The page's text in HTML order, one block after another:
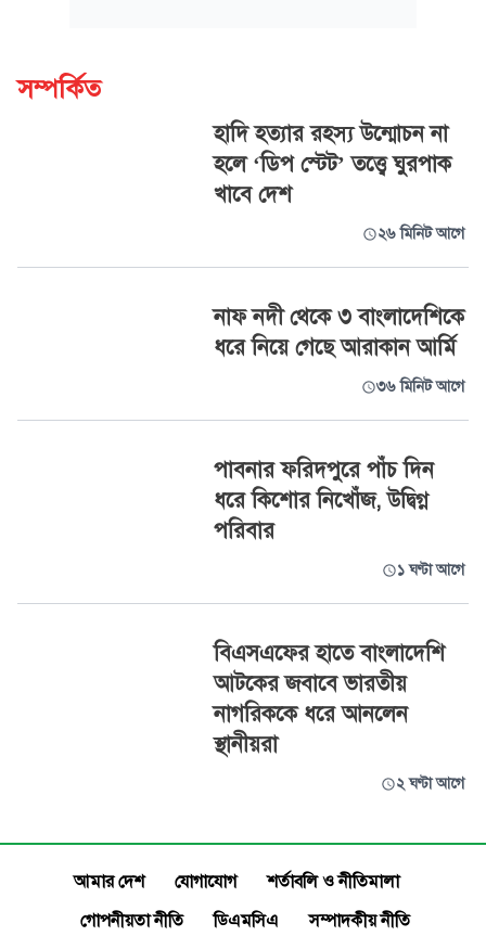
সম্পর্কিত
হাদি হত্যার রহস্য উন্মোচন না
হলে ‘ডিপ স্টেট’ তত্ত্বে ঘুরপাক
খাবে দেশ
২৬ মিনিট আগে
নাফ নদী থেকে ৩ বাংলাদেশিকে
ধরে নিয়ে গেছে আরাকান আর্মি
৩৬ মিনিট আগে
পাবনার ফরিদপুরে পাঁচ দিন
ধরে কিশোর নিখোঁজ, উদ্বিগ্ন
পরিবার
১ ঘণ্টা আগে
বিএসএফের হাতে বাংলাদেশি
আটকের জবাবে ভারতীয়
নাগরিককে ধরে আনলেন
স্থানীয়রা
২ ঘণ্টা আগে
আমার দেশ যোগাযোগ
শর্তাবলি ও নীতিমালা
গোপনীয়তা নীতি
ডিএমসিএ সম্পাদকীয় নীতি